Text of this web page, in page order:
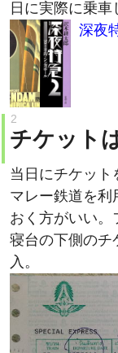
深夜
チケット
当日にチケット
マレー鉄道を利
おく方がいい。
寝台の下側の
入。